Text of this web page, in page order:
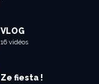
VLOG
16 vidéos
Ze fiesta !